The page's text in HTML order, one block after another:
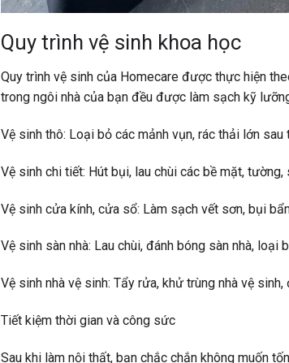
Quy trình vệ sinh khoa học
Quy trình vệ sinh của Homecare được thực hiện
trong ngôi nhà của bạn đều được làm sạch kỹ
Vệ sinh thô: Loại bỏ các mảnh vụn, rác thải lớn sau
Vệ sinh chi tiết: Hút bụi, lau chùi các bề mặt,
Vệ sinh cửa kính, cửa sổ: Làm sạch vết sơn, bụi
Vệ sinh sàn nhà: Lau chùi, đánh bóng sàn nhà, loại
Vệ sinh nhà vệ sinh: Tẩy rửa, khử trùng nhà vệ
Tiết kiệm thời gian và công sức
Sau khi làm nội thất, bạn chắc chắn không muốn